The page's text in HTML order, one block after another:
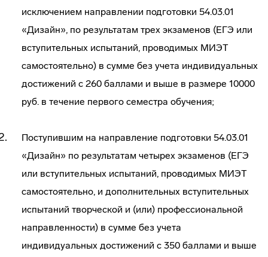
исключением направлении подготовки 54.03.01
«Дизайн», по результатам трех экзаменов (ЕГЭ или
вступительных испытаний, проводимых МИЭТ
самостоятельно) в сумме без учета индивидуальных
достижений с 260 баллами и выше в размере 10000
руб. в течение первого семестра обучения;
Поступившим на направление подготовки 54.03.01
«Дизайн» по результатам четырех экзаменов (ЕГЭ
или вступительных испытаний, проводимых МИЭТ
самостоятельно, и дополнительных вступительных
испытаний творческой и (или) профессиональной
направленности) в сумме без учета
индивидуальных достижений с 350 баллами и выше